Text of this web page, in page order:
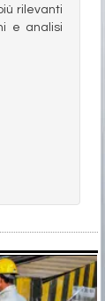
rilevanti
e analisi